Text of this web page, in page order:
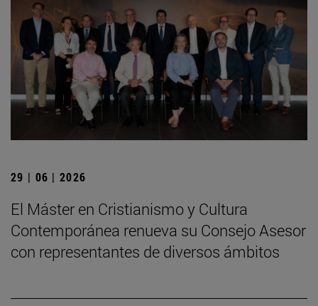
29 | 06 | 2026
El Máster en Cristianismo y Cultura
Contemporánea renueva su Consejo Asesor
con representantes de diversos ámbitos